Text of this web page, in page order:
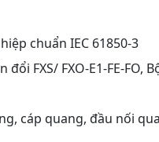
chuẩn IEC 61850-3
FXS/ FXO-E1-FE-FO,
cáp quang, đầu nối